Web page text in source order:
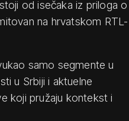
od isečaka iz priloga o
na hrvatskom RTL-
samo segmente u
u Srbiji i aktuelne
koji pružaju kontekst i